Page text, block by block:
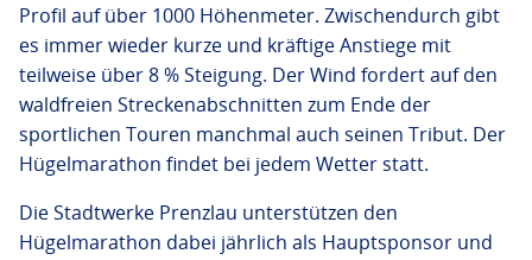
Profil auf über 1000 Höhenmeter. Zwischendurch gibt
es immer wieder kurze und kräftige Anstiege mit
teilweise über 8 % Steigung. Der Wind fordert auf den
waldfreien Streckenabschnitten zum Ende der
sportlichen Touren manchmal auch seinen Tribut. Der
Hügelmarathon findet bei jedem Wetter statt.
Die Stadtwerke Prenzlau unterstützen den
Hügelmarathon dabei jährlich als Hauptsponsor und